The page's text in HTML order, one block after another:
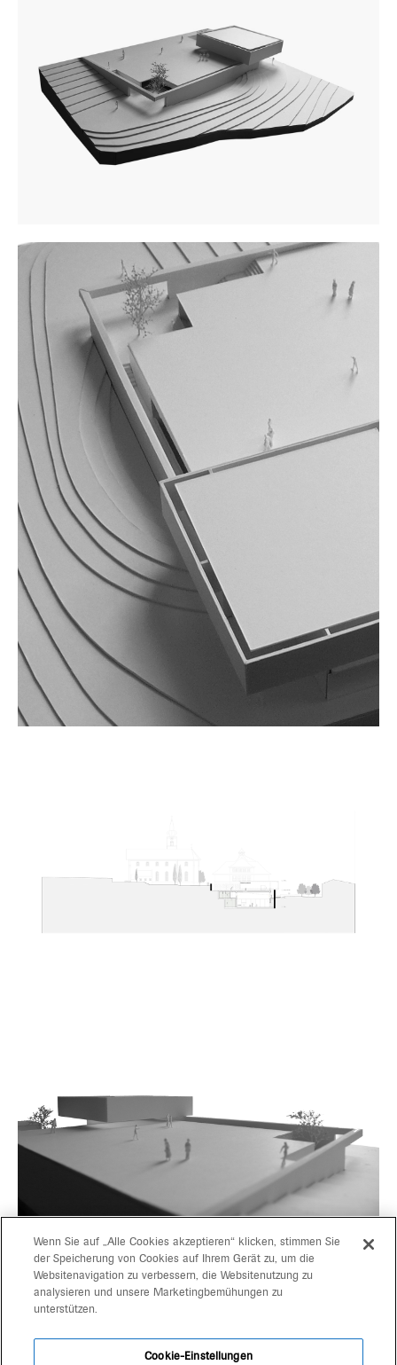
progetti
gerd bergmeister arch
Wenn Sie auf „Alle Cookies akzeptieren“ klicken, stimmen Sie
der Speicherung von Cookies auf Ihrem Gerät zu, um die
Websitenavigation zu verbessern, die Websitenutzung zu
analysieren und unsere Marketingbemühungen zu
unterstützen.
Cookie-Einstellungen